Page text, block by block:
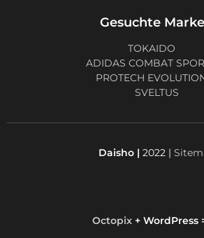
Gesuchte
TOKAIDO
ADIDAS COMBAT
PROTECH
SVELTUS
Daisho | 2022 |
Octopix+ WordPress